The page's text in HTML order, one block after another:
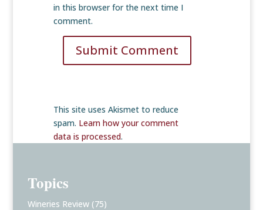
in this browser for the next time I
comment.
Submit Comment
This site uses Akismet to reduce
spam. Learn how your comment
data is processed.
Topics
Wineries Review (75)